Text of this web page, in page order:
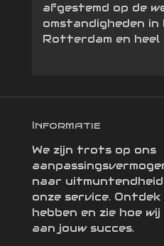
afgestemd op de
omstandigheden
Rotterdam en heel
Informatie
We zijn trots op ons
naar
onze service.
hebben en zie hoe
aan jouw succes.